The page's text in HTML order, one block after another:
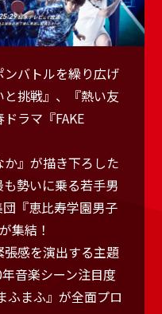
バトルを繰り広げ
挑戦』、『熱い友
ラマ『FAKE
』が描き下ろした
勢いに乗る若手男
『恵比寿学園男子
集結！
感を演出する主題
音楽シーン注目度
ふまふ』が全面プロ